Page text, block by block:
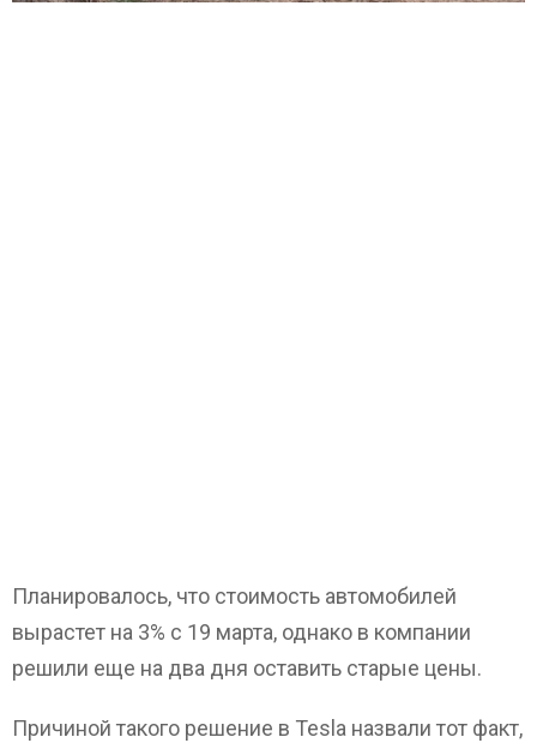
Планировалось, что стоимость автомобилей
вырастет на 3% с 19 марта, однако в компании
решили еще на два дня оставить старые цены.
Причиной такого решение в Tesla назвали тот факт,